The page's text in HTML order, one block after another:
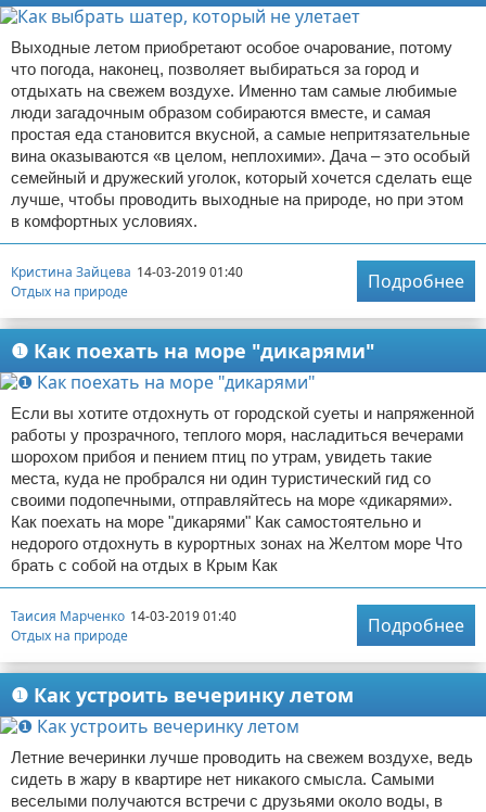
Выходные летом приобретают особое очарование, потому
что погода, наконец, позволяет выбираться за город и
отдыхать на свежем воздухе. Именно там самые любимые
люди загадочным образом собираются вместе, и самая
простая еда становится вкусной, а самые непритязательные
вина оказываются «в целом, неплохими». Дача – это особый
семейный и дружеский уголок, который хочется сделать еще
лучше, чтобы проводить выходные на природе, но при этом
в комфортных условиях.
Кристина Зайцева 14-03-2019 01:40
Отдых на природе
Подробнее
❶ Как поехать на море "дикарями"
Если вы хотите отдохнуть от городской суеты и напряженной
работы у прозрачного, теплого моря, насладиться вечерами
шорохом прибоя и пением птиц по утрам, увидеть такие
места, куда не пробрался ни один туристический гид со
своими подопечными, отправляйтесь на море «дикарями».
Как поехать на море "дикарями" Как самостоятельно и
недорого отдохнуть в курортных зонах на Желтом море Что
брать с собой на отдых в Крым Как
Таисия Марченко 14-03-2019 01:40
Отдых на природе
Подробнее
❶ Как устроить вечеринку летом
Летние вечеринки лучше проводить на свежем воздухе, ведь
сидеть в жару в квартире нет никакого смысла. Самыми
веселыми получаются встречи с друзьями около воды, в